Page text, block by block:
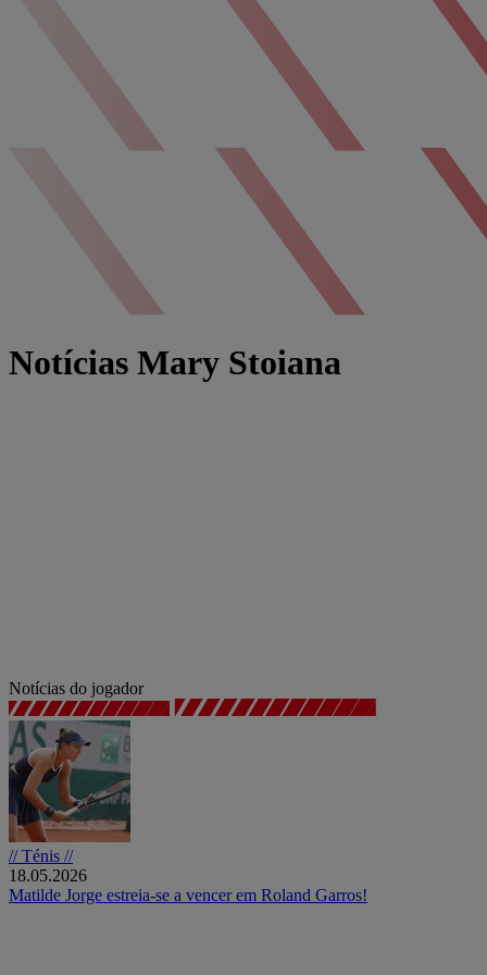
Notícias Mary Stoiana
Notícias do jogador
// Ténis //
18.05.2026
Matilde Jorge estreia-se a vencer em Roland Garros!